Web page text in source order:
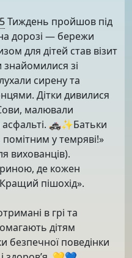
Тиждень пройшов під
дорозі — бережи
для дітей став візит
знайомилися зі
сирену та
Дітки дивилися
малювали
🚓✨Батьки
помітним у темряві!»
вихованців).
де кожен
пішохід».
в грі та
дітям
безпечної поведінки